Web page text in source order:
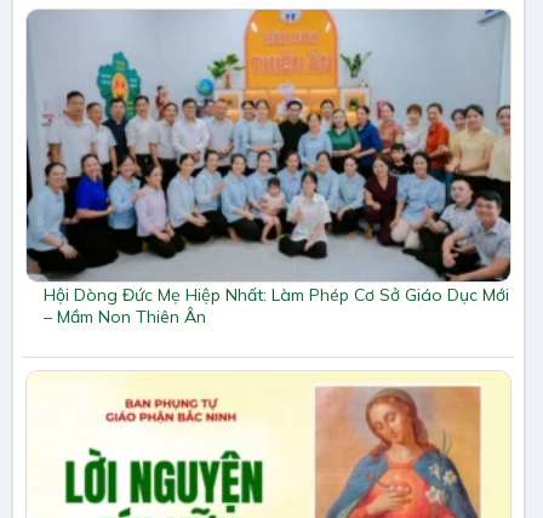
Hội Dòng Đức Mẹ Hiệp Nhất: Làm Phép Cơ Sở Giáo Dục Mới
– Mầm Non Thiên Ân